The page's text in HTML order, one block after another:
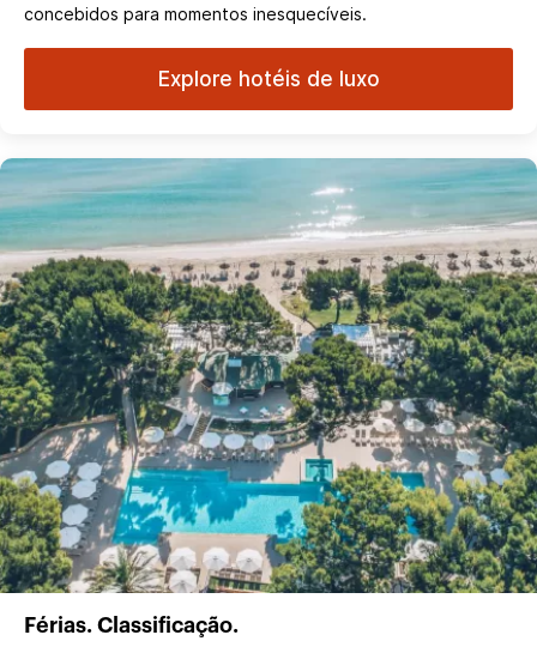
concebidos para momentos inesquecíveis.
Explore hotéis de luxo
Férias. Classificação.